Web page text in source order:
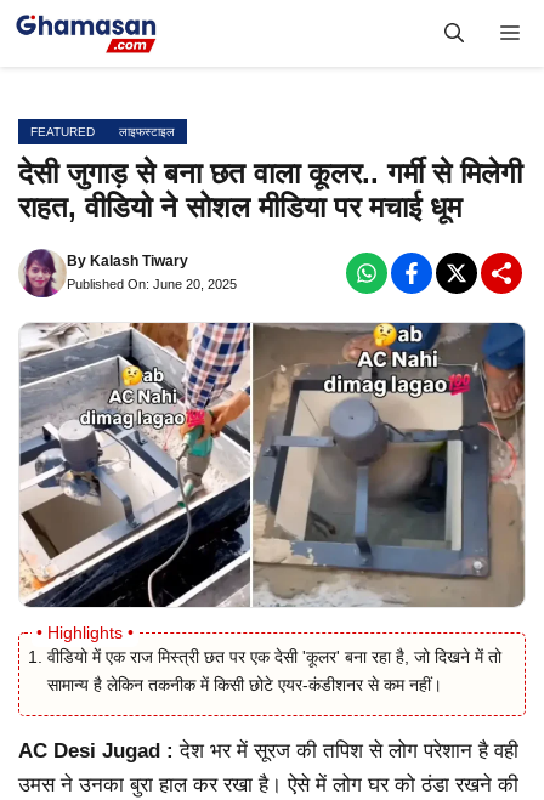
Skip
FEATURED लाइफस्टाइल
देसी जुगाड़ से बना छत वाला कूलर.. गर्मी से मिलेगी
राहत, वीडियो ने सोशल मीडिया पर मचाई धूम
By Kalash Tiwary
Published On: June 20, 2025
वीडियो में एक राज मिस्त्री छत पर एक देसी 'कूलर' बना रहा है, जो दिखने में तो
सामान्य है लेकिन तकनीक में किसी छोटे एयर-कंडीशनर से कम नहीं।
AC Desi Jugad :देश भर में सूरज की तपिश से लोग परेशान है वही
उमस ने उनका बुरा हाल कर रखा है। ऐसे में लोग घर को ठंडा रखने की